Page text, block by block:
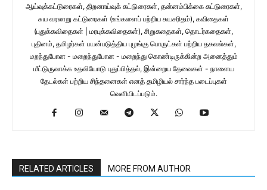
ஆய்வுக்கட்டுரைகள், திறனாய்வுக் கட்டுரைகள், தன்னம்பிக்கை கட்டுரைகள்,
சுய வரலாறு கட்டுரைகள் (உங்களைப் பற்றிய சுயசரிதம்), கவிதைகள்
(புதுக்கவிதைகள் | மரபுக்கவிதைகள்), சிறுகதைகள், தொடர்கதைகள்,
புதினம், தமிழர்கள் பயன்படுத்திய புழங்கு பொருட்கள் பற்றிய தகவல்கள்,
மறந்துபோன - மறைந்துபோன - மறைந்து கொண்டிருக்கின்ற அனைத்தும்
மீட்டுருவாக்க உதவியோடு புதுப்பித்தல், இன்றைய தேவைகள் - நாளைய
தேடல்கள் பற்றிய சிந்தனைகள் எனத் தமிழியல் சார்ந்த படைப்புகள்
வெளியிடப்படும்.
RELATED ARTICLES MORE FROM AUTHOR